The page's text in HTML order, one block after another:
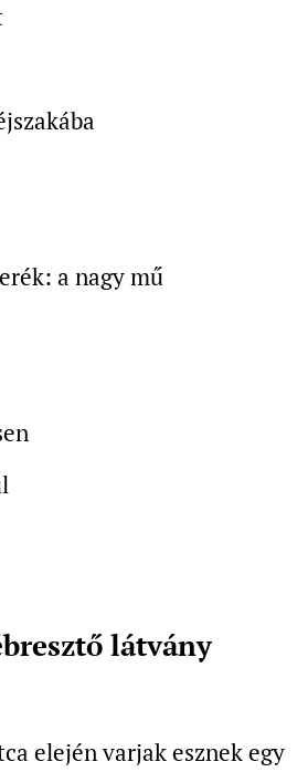
a nagy mű
látvány
elején varjak esznek egy